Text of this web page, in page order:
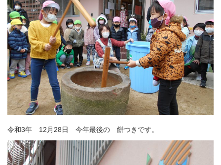
令和3年 12月28日 今年最後の 餅つきです。